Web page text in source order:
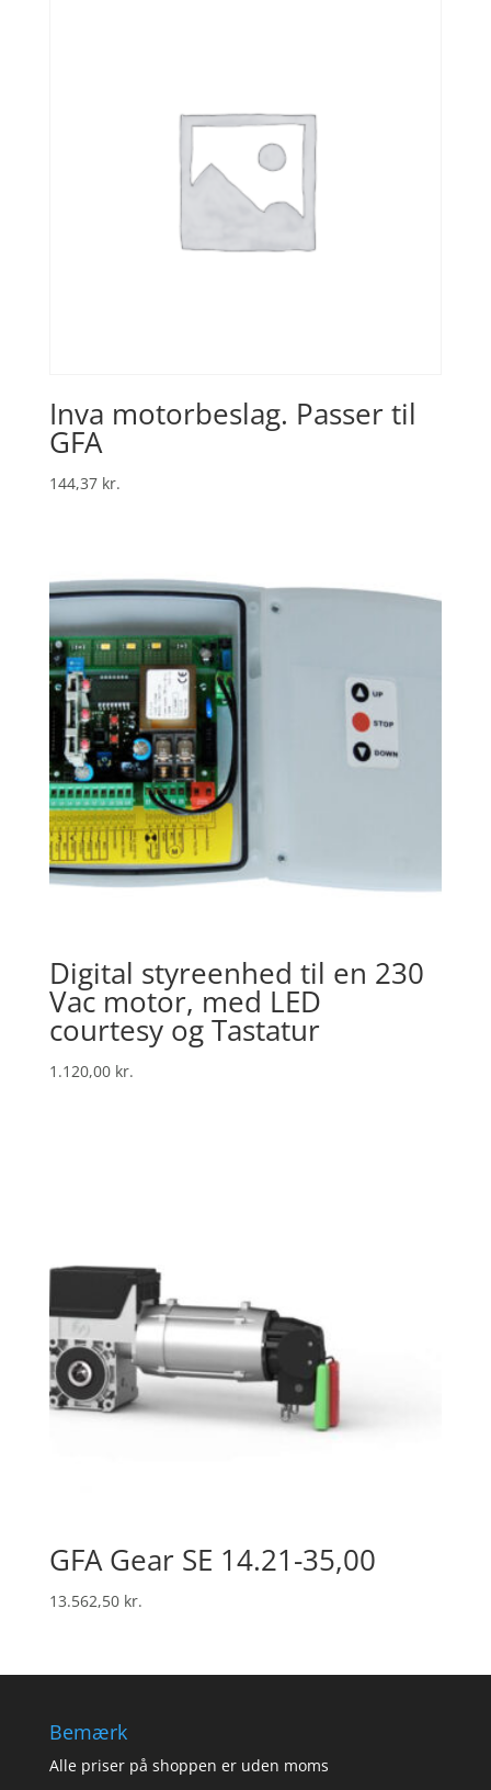
Inva motorbeslag. Passer til
GFA
144,37 kr.
Digital styreenhed til en 230
Vac motor, med LED
courtesy og Tastatur
1.120,00 kr.
GFA Gear SE 14.21-35,00
13.562,50 kr.
Bemærk
Alle priser på shoppen er uden moms